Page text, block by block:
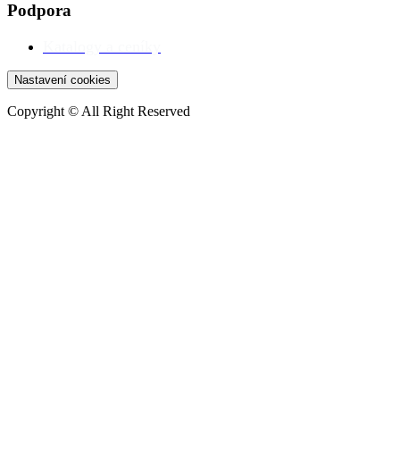
Podpora
Nastavení cookies
Copyright © All Right Reserved